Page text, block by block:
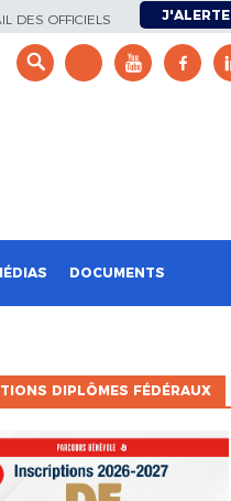
DES OFFICIELS J'ALERTE
DOCUMENTS
DIPLÔMES FÉDÉRAUX